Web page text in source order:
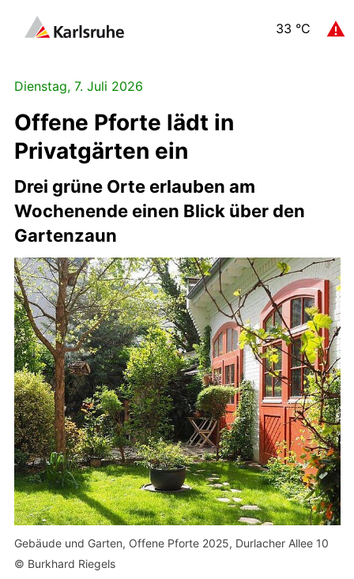
33 °C
Dienstag, 7. Juli 2026
Offene Pforte lädt in
Privatgärten ein
Drei grüne Orte erlauben am
Wochenende einen Blick über den
Gartenzaun
Gebäude und Garten, Offene Pforte 2025, Durlacher Allee 10
© Burkhard Riegels